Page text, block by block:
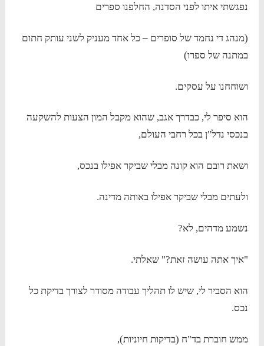
נפגשתי איתו לפני הסדנה, החלפנו ספרים
(מנהג די נחמד של סופרים – כל אחד מעניק לשני עותק חתום
במתנה של ספרו)
ושוחחנו על עסקים.
הוא סיפר לי, כבדרך אגב, שהוא מקבל המון הצעות להשקעה
בנכסי נדל"ן בכל רחבי העולם,
ושאת רובם הוא קונה מבלי שביקר אפילו בנכס,
ולעתים מבלי שביקר אפילו באותה מדינה.
נשמע מדהים, לא?
"איך אתה עושה זאת?" שאלתי.
הוא הסביר לי, שיש לו תהליך עבודה מסודר לצורך בדיקת כל
נכס.
ממש חוברת בד"ח (בדיקות חיוניות),